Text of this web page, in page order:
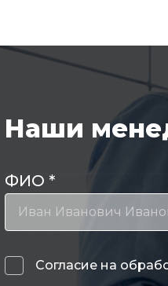
Наши
ФИО *
Согласие на